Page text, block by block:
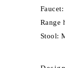
Range
Stool: